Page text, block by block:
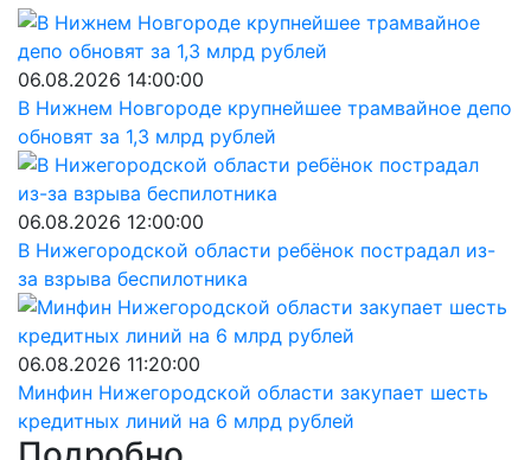
06.08.2026 14:00:00
В Нижнем Новгороде крупнейшее трамвайное депо
обновят за 1,3 млрд рублей
06.08.2026 12:00:00
В Нижегородской области ребёнок пострадал из-
за взрыва беспилотника
06.08.2026 11:20:00
Минфин Нижегородской области закупает шесть
кредитных линий на 6 млрд рублей